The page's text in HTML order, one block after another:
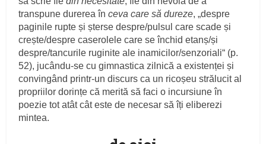
transpune durerea înceva care să dureze, „despre
paginile rupte și șterse despre/pulsul care scade și
crește/despre caserolele care se închid etanș/și
despre/tancurile ruginite ale inamicilor/senzoriali“ (p.
52), jucându-se cu gimnastica zilnică a existenței și
convingând printr-un discurs ca un ricoșeu strălucit al
propriilor dorințe că merită să faci o incursiune în
poezie tot atât cât este de necesar să îți eliberezi
mintea.